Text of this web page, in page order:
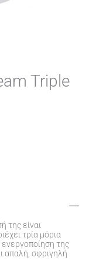
Triple
της είναι
τρία μόρια
της
απαλή, σφριγηλή